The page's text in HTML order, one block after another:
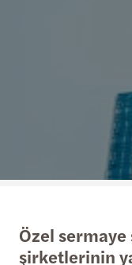
Özel
şirketlerinin